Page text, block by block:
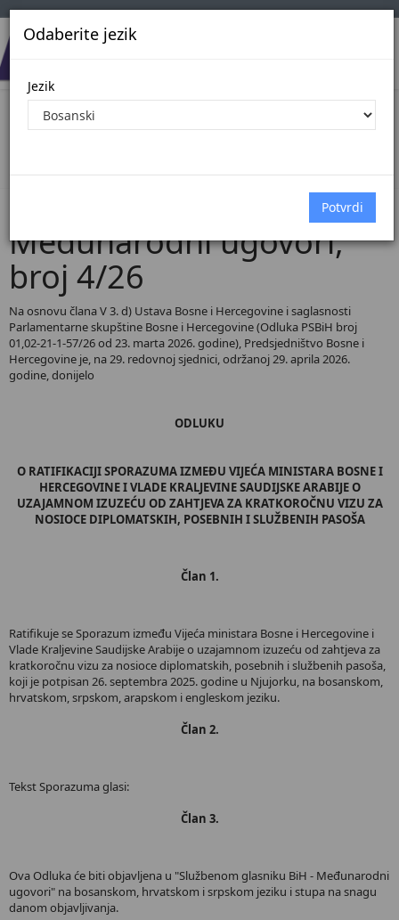
Odaberite jezik
Jezik
Pregled Dokumenata| Broj 4/26
Međunarodni ugovori,
broj 4/26
Na osnovu člana V 3. d) Ustava Bosne i Hercegovine i saglasnosti
Parlamentarne skupštine Bosne i Hercegovine (Odluka PSBiH broj
01,02-21-1-57/26 od 23. marta 2026. godine), Predsjedništvo Bosne i
Hercegovine je, na 29. redovnoj sjednici, održanoj 29. aprila 2026.
godine, donijelo
ODLUKU
O RATIFIKACIJI SPORAZUMA IZMEĐU VIJEĆA MINISTARA BOSNE I
HERCEGOVINE I VLADE KRALJEVINE SAUDIJSKE ARABIJE O
UZAJAMNOM IZUZEĆU OD ZAHTJEVA ZA KRATKOROČNU VIZU ZA
NOSIOCE DIPLOMATSKIH, POSEBNIH I SLUŽBENIH PASOŠA
Član 1.
Ratifikuje se Sporazum između Vijeća ministara Bosne i Hercegovine i
Vlade Kraljevine Saudijske Arabije o uzajamnom izuzeću od zahtjeva za
kratkoročnu vizu za nosioce diplomatskih, posebnih i službenih pasoša,
koji je potpisan 26. septembra 2025. godine u Njujorku, na bosanskom,
hrvatskom, srpskom, arapskom i engleskom jeziku.
Član 2.
Tekst Sporazuma glasi:
Član 3.
Ova Odluka će biti objavljena u "Službenom glasniku BiH - Međunarodni
ugovori" na bosanskom, hrvatskom i srpskom jeziku i stupa na snagu
danom objavljivanja.